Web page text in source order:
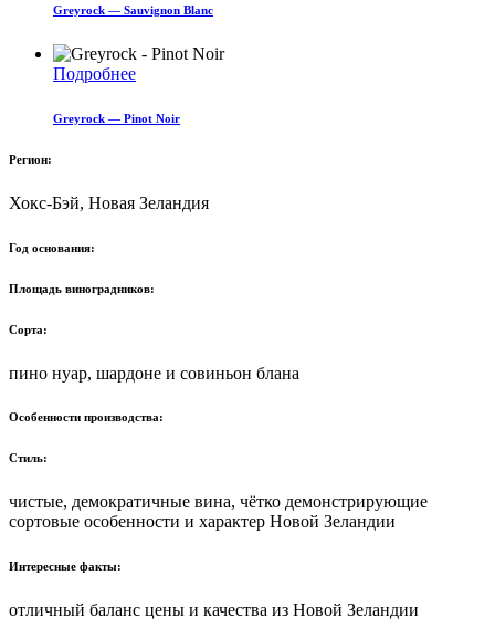
Greyrock — Sauvignon Blanc
Подробнее
Greyrock — Pinot Noir
Регион:
Хокс-Бэй, Новая Зеландия
Год основания:
Площадь виноградников:
Сорта:
пино нуар, шардоне и совиньон блана
Особенности производства:
Стиль:
чистые, демократичные вина, чётко демонстрирующие
сортовые особенности и характер Новой Зеландии
Интересные факты:
отличный баланс цены и качества из Новой Зеландии